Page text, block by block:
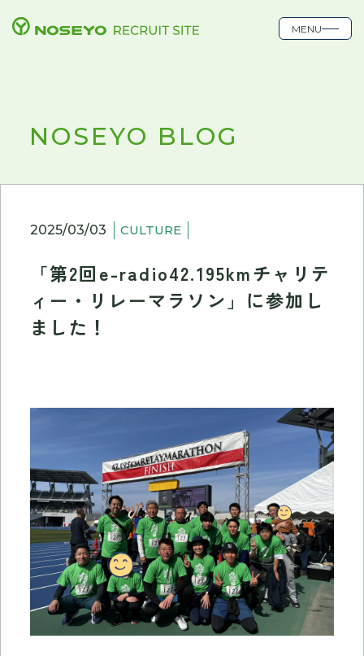
MENU
NOSEYO BLOG
2025/03/03 CULTURE
「第2回e-radio42.195kmチャリテ
ィー・リレーマラソン」に参加し
ました！